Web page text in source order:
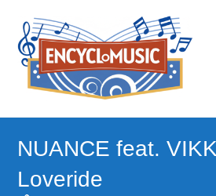
content
NUANCE feat.
Loveride